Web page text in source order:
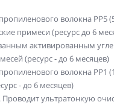
волокна PP5
примеси (ресурс до 6
активированным
(ресурс - до 6 месяцев)
волокна PP1
- до 6 месяцев)
ультратонкую